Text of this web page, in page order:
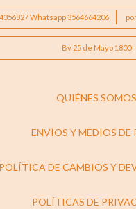
/ Whatsapp 3564664206
Bv 25 de Mayo 1800
QUIÉNES SOMOS
ENVÍOS Y MEDIOS DE
POLÍTICA DE CAMBIOS Y
POLÍTICAS DE